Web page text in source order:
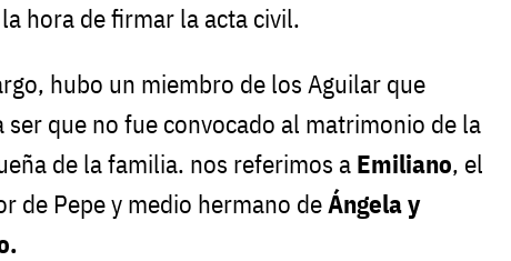
hora de firmar la acta civil.
hubo un miembro de los Aguilar que
ser que no fue convocado al matrimonio de la
de la familia. nos referimos a Emiliano, el
de Pepe y medio hermano deÁngela y